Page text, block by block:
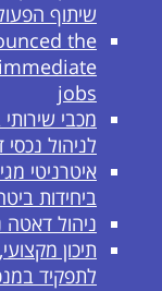
שיתוף
the
jobs
מכבי
לניהול
איטרניטי
ביחידות
ניהול דאטה
תיכון
לתפקיד